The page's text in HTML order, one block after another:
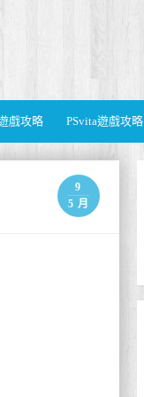
戲攻略 PSvita遊戲攻略
9
5 月